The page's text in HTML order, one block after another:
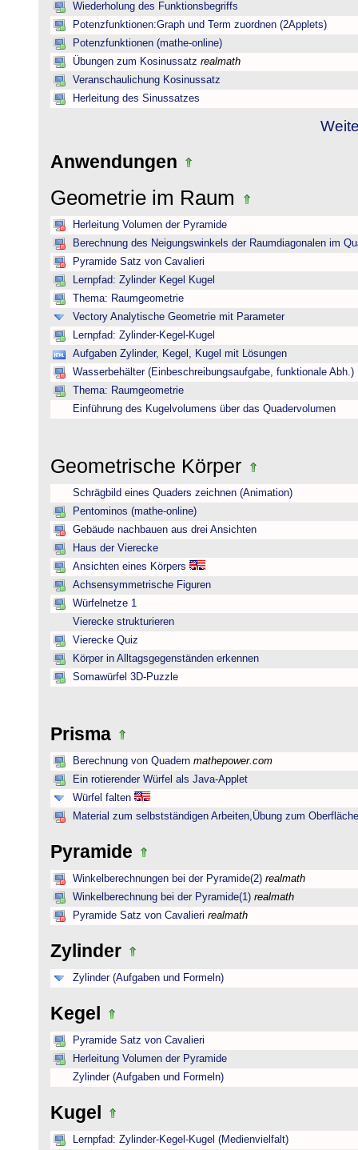
Wiederholung des Funktionsbegriffs
Potenzfunktionen:Graph und Term zuordnen (2Applets)
Potenzfunktionen (mathe-online)
Übungen zum Kosinussatz realmath
Veranschaulichung Kosinussatz
Herleitung des Sinussatzes
Anwendungen
Geometrie im Raum
Herleitung Volumen der Pyramide
Berechnung des Neigungswinkels der Raumdiagonalen im
Pyramide Satz von Cavalieri
Lernpfad: Zylinder Kegel Kugel
Thema: Raumgeometrie
Vectory Analytische Geometrie mit Parameter
Lernpfad: Zylinder-Kegel-Kugel
Aufgaben Zylinder, Kegel, Kugel mit Lösungen
Wasserbehälter (Einbeschreibungsaufgabe, funktionale Abh.)
Thema: Raumgeometrie
Einführung des Kugelvolumens über das Quadervolumen
Geometrische Körper
Schrägbild eines Quaders zeichnen (Animation)
Pentominos (mathe-online)
Gebäude nachbauen aus drei Ansichten
Haus der Vierecke
Ansichten eines Körpers
Achsensymmetrische Figuren
Würfelnetze 1
Vierecke strukturieren
Vierecke Quiz
Körper in Alltagsgegenständen erkennen
Somawürfel 3D-Puzzle
Prisma
Berechnung von Quadern mathepower.com
Ein rotierender Würfel als Java-Applet
Würfel falten
Material zum selbstständigen Arbeiten,Übung zum
Pyramide
Winkelberechnungen bei der Pyramide(2) realmath
Winkelberechnung bei der Pyramide(1) realmath
Pyramide Satz von Cavalieri realmath
Zylinder
Zylinder (Aufgaben und Formeln)
Kegel
Pyramide Satz von Cavalieri
Herleitung Volumen der Pyramide
Zylinder (Aufgaben und Formeln)
Kugel
Lernpfad: Zylinder-Kegel-Kugel (Medienvielfalt)